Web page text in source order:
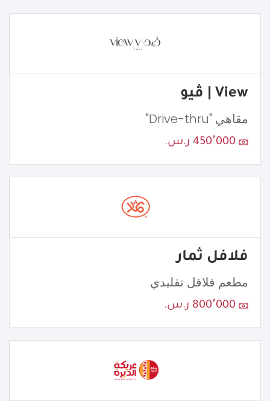
View | ڤيو
مقاهي "Drive-thru"
450٬000 ر.س.
فلافل ثمار
مطعم فلافل تقليدي
800٬000 ر.س.